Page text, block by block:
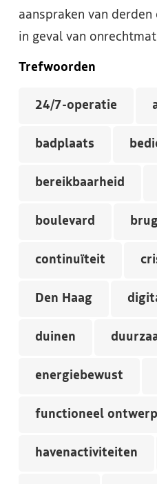
aanspraken van
in geval van
Trefwoorden
24/7-operatie
badplaats
bereikbaarheid
boulevard
continuïteit
Den Haag
duinen
energiebewust
functioneel ontwerp
havenactiviteiten